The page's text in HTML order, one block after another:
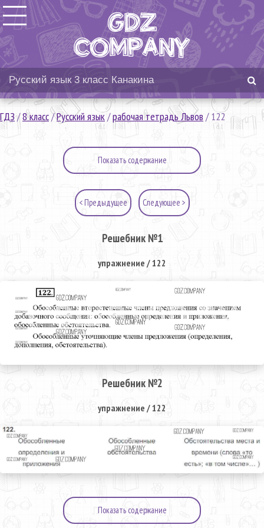
ГДЗ/8 класс/Русский язык/рабочая тетрадь Львов /122
Показать содержание
< Предыдущее Следующее >
Решебник №1
упражнение / 122
Решебник №2
упражнение / 122
Показать содержание